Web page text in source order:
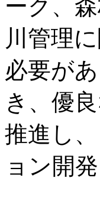
ーク、
川管理
必要が
き、優
推進し
ョン開